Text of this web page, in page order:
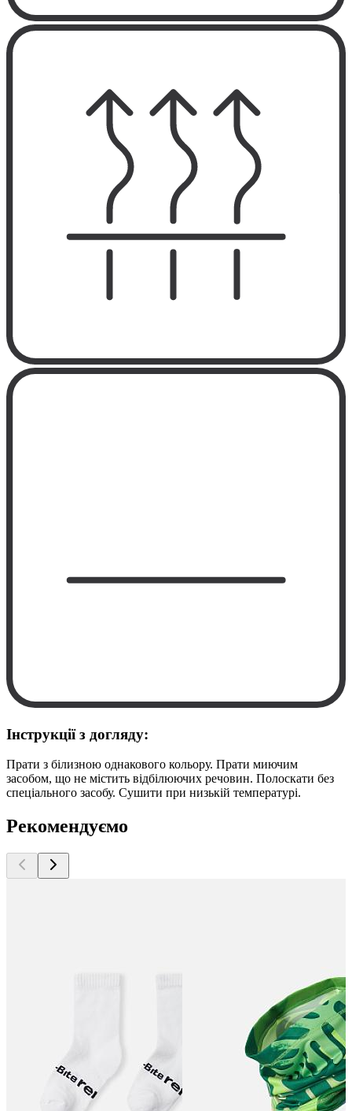
Інструкції з догляду:
Прати з білизною однакового кольору. Прати миючим
засобом, що не містить відбілюючих речовин. Полоскати без
спеціального засобу. Сушити при низькій температурі.
Рекомендуємо